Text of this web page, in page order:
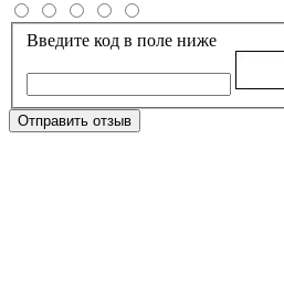
Введите код в поле ниже
Отправить отзыв